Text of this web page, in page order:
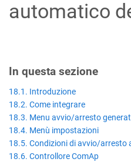
automatico
In questa sezione
18.1. Introduzione
18.2. Come integrare
18.3. Menu avvio/arresto
18.4. Menù impostazioni
18.5. Condizioni di avvio/arresto
18.6. Controllore ComAp